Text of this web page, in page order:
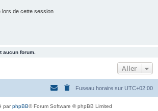
lors de cette session
aucun forum.
Aller
Fuseau horaire sur UTC+02:00
parphpBB® Forum Software © phpBB Limited